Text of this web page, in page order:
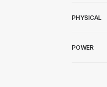
PHYSICAL
POWER